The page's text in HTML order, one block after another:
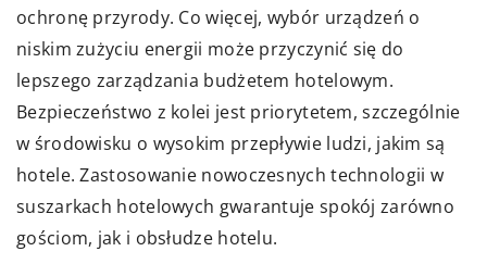
ochronę przyrody. Co więcej, wybór urządzeń o
niskim zużyciu energii może przyczynić się do
lepszego zarządzania budżetem hotelowym.
Bezpieczeństwo z kolei jest priorytetem, szczególnie
w środowisku o wysokim przepływie ludzi, jakim są
hotele. Zastosowanie nowoczesnych technologii w
suszarkach hotelowych gwarantuje spokój zarówno
gościom, jak i obsłudze hotelu.